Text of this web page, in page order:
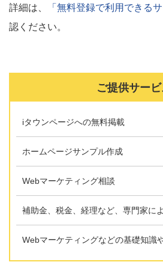
詳細は、
「無料登録で利用できる
認ください。
ご提供サービ
iタウンページへの無料掲載
ホームページサンプル作成
Webマーケティング相談
補助金、税金、経理など、専門家に
Webマーケティングなどの基礎知識